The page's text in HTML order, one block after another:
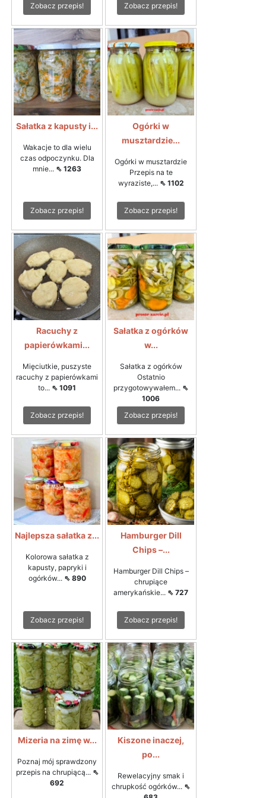
Zobacz przepis! Zobacz przepis!
Sałatka z kapusty i...
Wakacje to dla wielu
czas odpoczynku. Dla
mnie... ⇖ 1263
Zobacz przepis!
Ogórki w
musztardzie...
Ogórki w musztardzie
Przepis na te
wyraziste,... ⇖ 1102
Zobacz przepis!
Racuchy z
papierówkami...
Mięciutkie, puszyste
racuchy z papierówkami
to... ⇖ 1091
Zobacz przepis!
Sałatka z ogórków
w...
Sałatka z ogórków
Ostatnio
przygotowywałem... ⇖
1006
Zobacz przepis!
Najlepsza sałatka z...
Kolorowa sałatka z
kapusty, papryki i
ogórków... ⇖ 890
Zobacz przepis!
Hamburger Dill
Chips –...
Hamburger Dill Chips –
chrupiące
amerykańskie... ⇖ 727
Zobacz przepis!
Mizeria na zimę w...
Poznaj mój sprawdzony
przepis na chrupiącą... ⇖
692
Kiszone inaczej,
po...
Rewelacyjny smak i
chrupkość ogórków... ⇖